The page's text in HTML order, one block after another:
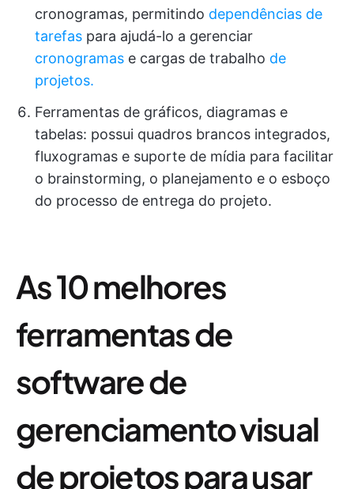
cronogramas, permitindo dependências de
tarefas para ajudá-lo a gerenciar
cronogramas e cargas de trabalho de
projetos.
Ferramentas de gráficos, diagramas e
tabelas: possui quadros brancos integrados,
fluxogramas e suporte de mídia para facilitar
o brainstorming, o planejamento e o esboço
do processo de entrega do projeto.
As 10 melhores
ferramentas de
software de
gerenciamento visual
de projetos para usar